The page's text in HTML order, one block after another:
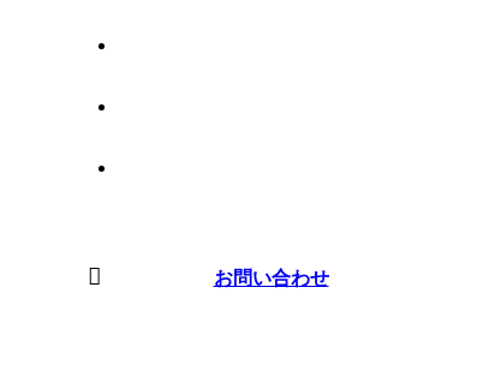
お問い合わせ